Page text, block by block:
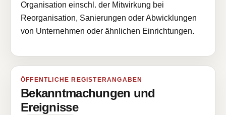
Organisation einschl. der Mitwirkung bei
Reorganisation, Sanierungen oder Abwicklungen
von Unternehmen oder ähnlichen Einrichtungen.
ÖFFENTLICHE REGISTERANGABEN
Bekanntmachungen und
Ereignisse